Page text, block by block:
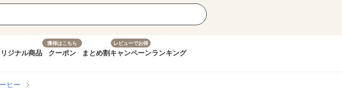
ジナル商品
獲得はこちら
クーポン まとめ割
レビューでお得
キャンペーンランキング
ヒー